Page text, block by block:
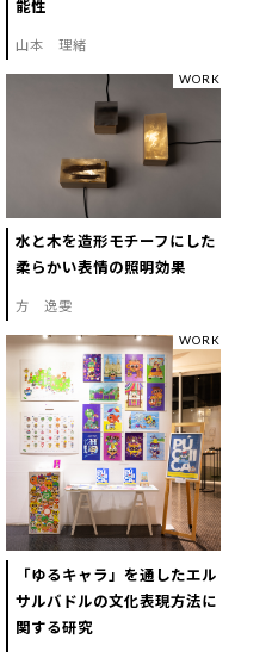
能性
山本 理緒
WORK
水と木を造形モチーフにした
柔らかい表情の照明効果
方 逸雯
WORK
「ゆるキャラ」を通したエル
サルバドルの文化表現方法に
関する研究